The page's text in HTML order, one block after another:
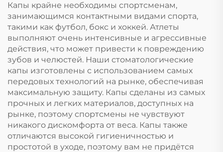
капой от скрежета
зубами
ртом во сне Лента
для рта
Капы крайне необходимы спортсменам,
занимающимся контактными видами спорта,
такими как футбол, бокс и хоккей. Атлеты
выполняют очень интенсивные и агрессивные
действия, что может привести к повреждению
зубов и челюстей. Наши стоматологические
капы изготовлены с использованием самых
передовых технологий на рынке, обеспечивая
максимальную защиту. Капы сделаны из самых
прочных и легких материалов, доступных на
рынке, поэтому спортсмены не чувствуют
никакого дискомфорта от веса. Капы также
отличаются высокой гигиеничностью и
простотой в уходе, поэтому вам не придётся